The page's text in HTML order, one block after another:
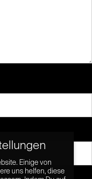
Einige von
uns helfen, diese